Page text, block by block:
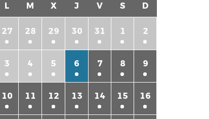
L M X J V S D
27 28 29 30 31 1 2
3 4 5 6 7 8 9
10 11 12 13 14 15 16